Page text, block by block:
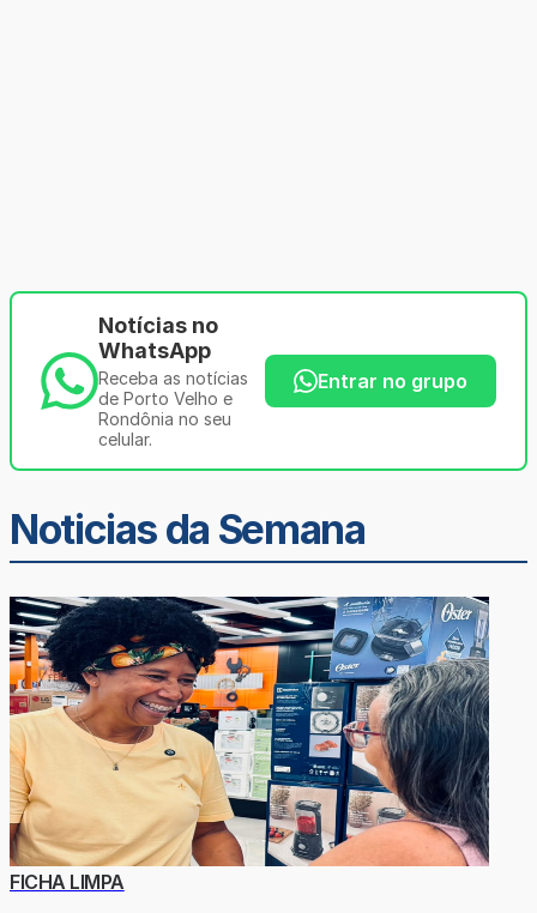
Notícias no
WhatsApp
Receba as notícias
de Porto Velho e
Rondônia no seu
celular.
Entrar no grupo
Noticias da Semana
FICHA LIMPA